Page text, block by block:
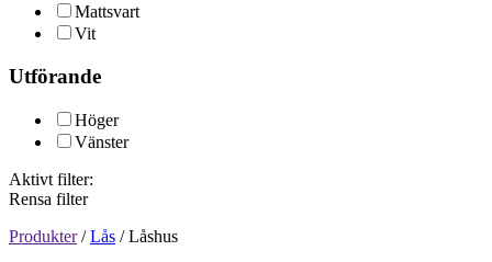
Mattsvart
Vit
Utförande
Höger
Vänster
Aktivt filter:
Rensa filter
Produkter/Lås /Låshus